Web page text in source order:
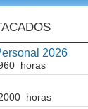
2026
horas
horas